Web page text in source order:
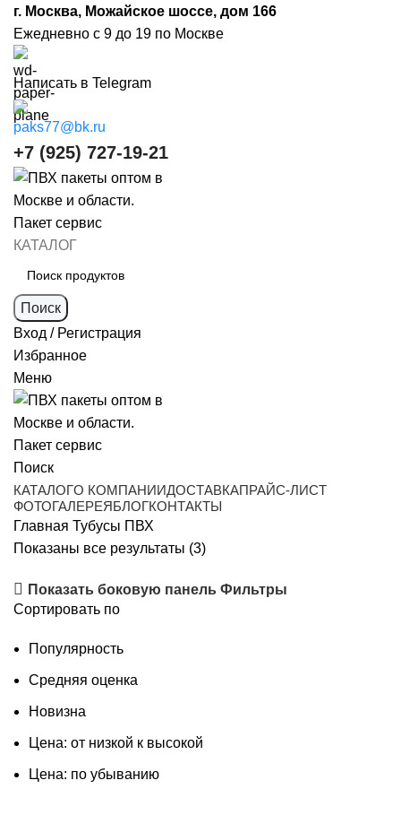
г. Москва, Можайское шоссе, дом 166
Ежедневно с 9 до 19 по Москве
Написать в Telegram
paks77@bk.ru
+7 (925) 727-19-21
КАТАЛОГ
Поиск
Вход / Регистрация
Избранное
Меню
Поиск
КАТАЛОГО КОМПАНИИДОСТАВКАПРАЙС-ЛИСТ
ФОТОГАЛЕРЕЯБЛОГКОНТАКТЫ
Главная Тубусы ПВХ
Показаны все результаты (3)
Показать боковую панель Фильтры
Сортировать по
Популярность
Средняя оценка
Новизна
Цена: от низкой к высокой
Цена: по убыванию